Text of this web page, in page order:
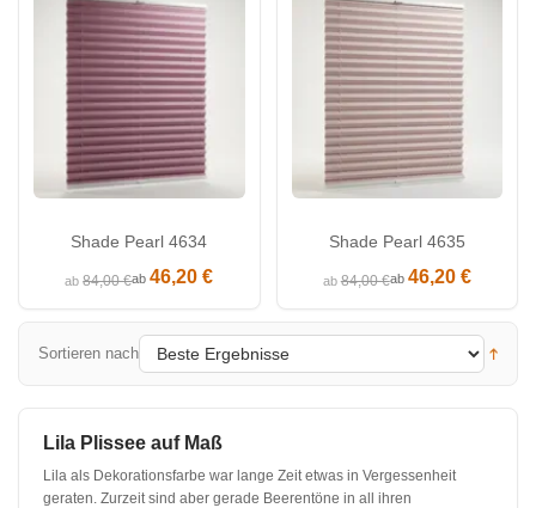
Shade Pearl 4634
ab84,00 €ab46,20 €
Shade Pearl 4635
ab84,00 €ab 46,20 €
Sortieren nach
Lila Plissee auf Maß
Lila als Dekorationsfarbe war lange Zeit etwas in Vergessenheit
geraten. Zurzeit sind aber gerade Beerentöne in all ihren